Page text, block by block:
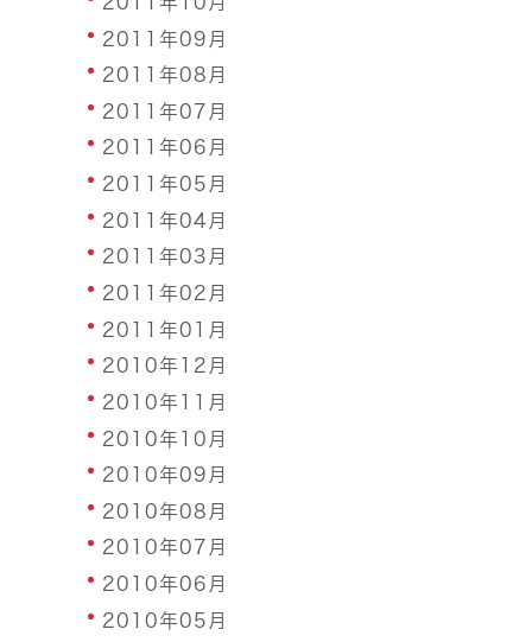
2011年09月
2011年08月
2011年07月
2011年06月
2011年05月
2011年04月
2011年03月
2011年02月
2011年01月
2010年12月
2010年11月
2010年10月
2010年09月
2010年08月
2010年07月
2010年06月
2010年05月